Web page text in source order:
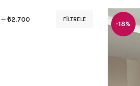
FILTRELE
—₺2.700
-18%